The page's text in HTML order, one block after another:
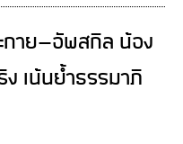
กาย-อัพสกิล น้อง
เน้นย้ำธรรมาภิ